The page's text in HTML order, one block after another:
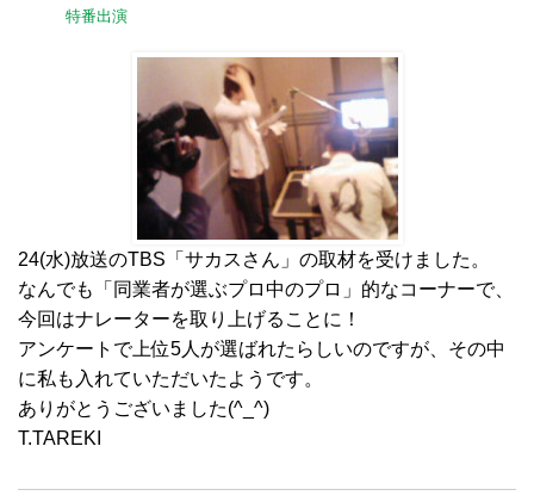
特番出演
24(水)放送のTBS「サカスさん」の取材を受けました。
なんでも「同業者が選ぶプロ中のプロ」的なコーナーで、
今回はナレーターを取り上げることに！
アンケートで上位5人が選ばれたらしいのですが、その中
に私も入れていただいたようです。
ありがとうございました(^_^)
T.TAREKI